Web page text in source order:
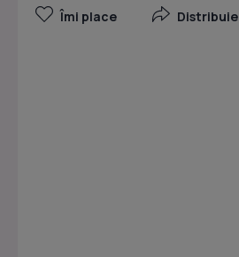
Îmi place Distribuie